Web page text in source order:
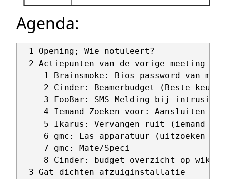
Agenda:
  1 Opening; Wie notuleert?
2 Actiepunten van de vorige meeting
1 Brainsmoke: Bios password van mux
2 Cinder: Beamerbudget (Beste
     3 FooBar: SMS Melding bij intrusions
4 Iemand Zoeken voor: Aansluiten
5 Ikarus: Vervangen ruit (iemand
6 gmc: Las apparatuur (uitzoeken
     7 gmc: Mate/Speci
8 Cinder: budget overzicht op wiki
  3 Gat dichten afzuiginstallatie